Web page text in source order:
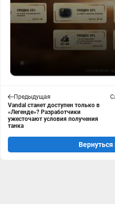
Предыдущая
Vandal станет доступен только в
«Легенде»? Разработчики
ужесточают условия получения
танка
Вернуться